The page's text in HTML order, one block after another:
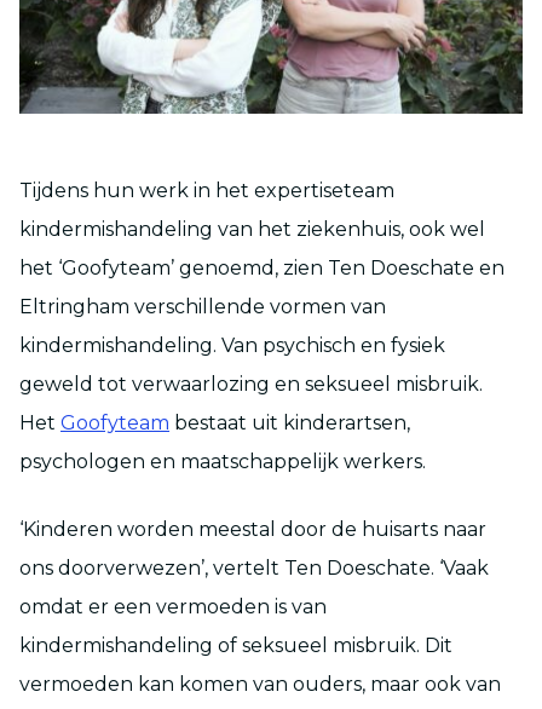
Tijdens hun werk in het expertiseteam
kindermishandeling van het ziekenhuis, ook wel
het ‘Goofyteam’ genoemd, zien Ten Doeschate en
Eltringham verschillende vormen van
kindermishandeling. Van psychisch en fysiek
geweld tot verwaarlozing en seksueel misbruik.
Het Goofyteam bestaat uit kinderartsen,
psychologen en maatschappelijk werkers.
‘Kinderen worden meestal door de huisarts naar
ons doorverwezen’, vertelt Ten Doeschate. ‘Vaak
omdat er een vermoeden is van
kindermishandeling of seksueel misbruik. Dit
vermoeden kan komen van ouders, maar ook van